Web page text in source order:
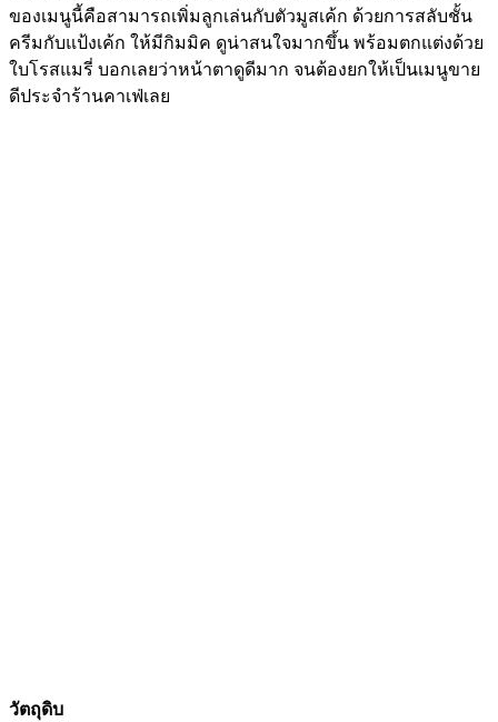
ของเมนูนี้คือสามารถเพิ่มลูกเล่นกับตัวมูสเค้ก ด้วยการสลับชั้น
ครีมกับแป้งเค้ก ให้มีกิมมิค ดูน่าสนใจมากขึ้น พร้อมตกแต่งด้วย
ใบโรสแมรี่ บอกเลยว่าหน้าตาดูดีมาก จนต้องยกให้เป็นเมนูขาย
ดีประจำร้านคาเฟ่เลย
วัตถุดิบ